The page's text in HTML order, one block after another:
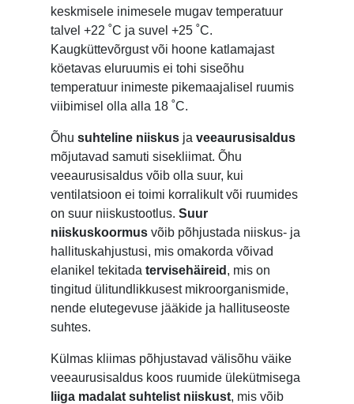
keskmisele inimesele mugav temperatuur
talvel +22 ˚C ja suvel +25 ˚C.
Kaugküttevõrgust või hoone katlamajast
köetavas eluruumis ei tohi siseõhu
temperatuur inimeste pikemaajalisel ruumis
viibimisel olla alla 18 ˚C.
Õhu suhteline niiskus ja veeaurusisaldus
mõjutavad samuti sisekliimat. Õhu
veeaurusisaldus võib olla suur, kui
ventilatsioon ei toimi korralikult või ruumides
on suur niiskustootlus. Suur
niiskuskoormus võib põhjustada niiskus- ja
hallituskahjustusi, mis omakorda võivad
elanikel tekitada tervisehäireid , mis on
tingitud ülitundlikkusest mikroorganismide,
nende elutegevuse jääkide ja hallituseoste
suhtes.
Külmas kliimas põhjustavad välisõhu väike
veeaurusisaldus koos ruumide ülekütmisega
liiga madalat suhtelist niiskust, mis võib